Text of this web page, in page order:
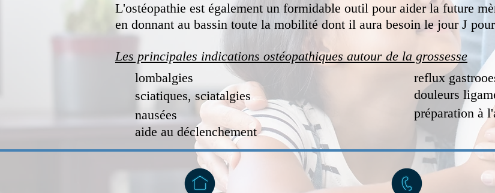
L'ostéopathie est également un formidable outil pour aider la future
en donnant au bassin toute la mobilité dont il aura besoin le jour J
Les principales indications ostéopathiques autour de la grossesse
lombalgies
reflux
sciatiques, sciatalgies
douleurs
nausées
aide au déclenchement
préparation à